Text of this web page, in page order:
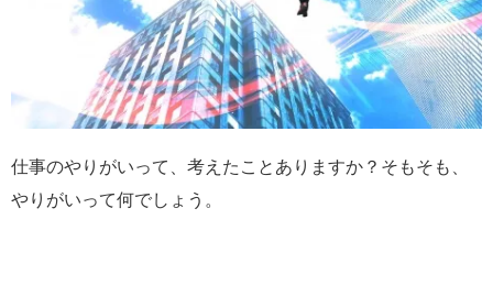
仕事のやりがいって、考えたことありますか？そもそも、
やりがいって何でしょう。